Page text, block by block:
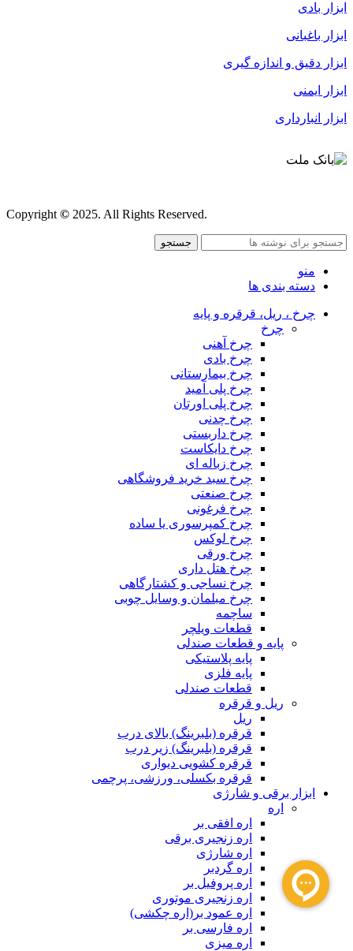
ابزار بادی
ابزار باغبانی
ابزار دقیق و اندازه گیری
ابزار ایمنی
ابزار انبارداری
Copyright© 2025. All Rights Reserved.
جستجو
منو
دسته بندی ها
چرخ ، ریل، قرقره و پایه
چرخ
چرخ آهنی
چرخ بادی
چرخ بیمارستانی
چرخ پلی آمید
چرخ پلی اورتان
چرخ چدنی
چرخ داربستی
چرخ دایکاست
چرخ زباله ای
چرخ سبد خرید فروشگاهی
چرخ صنعتی
چرخ فرغونی
چرخ کمپرسوری یا ساده
چرخ لوکس
چرخ ورقی
چرخ هتل داری
چرخ نساجی و کشتارگاهی
چرخ مبلمان و وسایل چوبی
ساچمه
قطعات ویلچر
پایه و قطعات صندلی
پایه پلاستیکی
پایه فلزی
قطعات صندلی
ریل و قرقره
ریل
قرقره (بلبرینگ) بالای درب
قرقره (بلبرینگ) زیر درب
قرقره کشویی دیواری
قرقره بکسلی، ورزشی، پرچمی
ابزار برقی و شارژی
اره
اره افقی بر
اره زنجیری برقی
اره شارژی
اره گردبر
اره پروفیل بر
اره زنجیری موتوری
اره عمود بر(اره چکشی)
اره فارسی بر
اره میزی